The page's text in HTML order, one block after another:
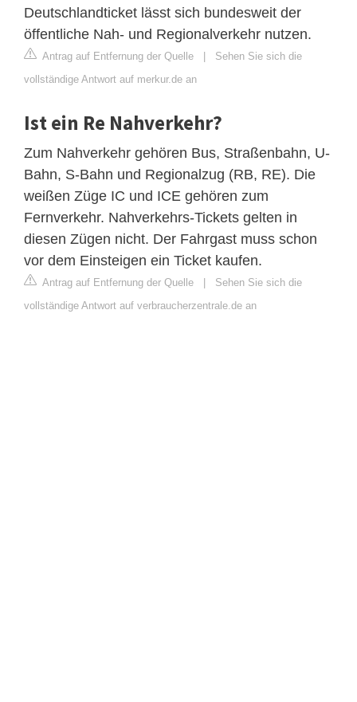
Deutschlandticket lässt sich bundesweit der
öffentliche Nah- und Regionalverkehr nutzen.
Antrag auf Entfernung der Quelle | Sehen Sie sich die
vollständige Antwort auf merkur.de an
Ist ein Re Nahverkehr?
Zum Nahverkehr gehören Bus, Straßenbahn, U-
Bahn, S-Bahn und Regionalzug (RB, RE). Die
weißen Züge IC und ICE gehören zum
Fernverkehr. Nahverkehrs-Tickets gelten in
diesen Zügen nicht. Der Fahrgast muss schon
vor dem Einsteigen ein Ticket kaufen.
Antrag auf Entfernung der Quelle | Sehen Sie sich die
vollständige Antwort auf verbraucherzentrale.de an